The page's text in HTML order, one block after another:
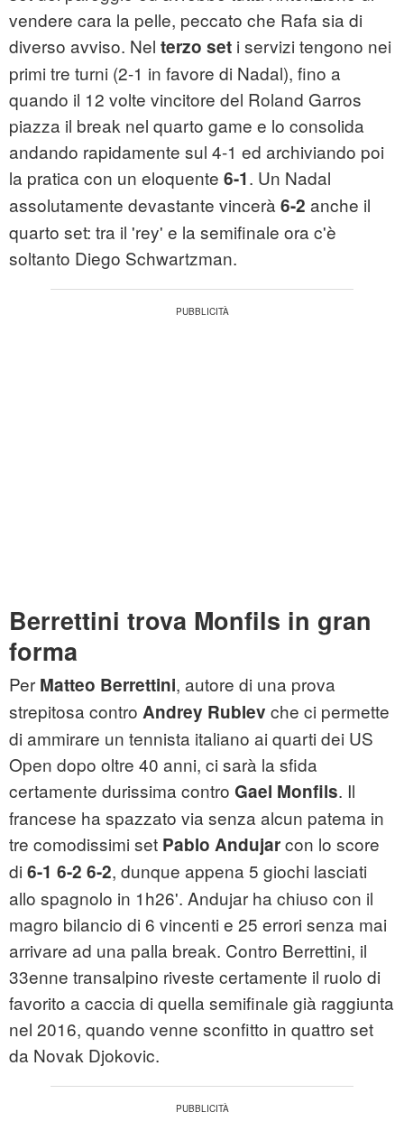
vendere cara la pelle, peccato che Rafa sia di
diverso avviso. Nel terzo set i servizi tengono nei
primi tre turni (2-1 in favore di Nadal), fino a
quando il 12 volte vincitore del Roland Garros
piazza il break nel quarto game e lo consolida
andando rapidamente sul 4-1 ed archiviando poi
la pratica con un eloquente 6-1. Un Nadal
assolutamente devastante vincerà 6-2 anche il
quarto set: tra il 'rey' e la semifinale ora c'è
soltanto Diego Schwartzman.
Berrettini trova Monfils in gran
forma
Per Matteo Berrettini, autore di una prova
strepitosa contro Andrey Rublev che ci permette
di ammirare un tennista italiano ai quarti dei US
Open dopo oltre 40 anni, ci sarà la sfida
certamente durissima contro Gael Monfils. Il
francese ha spazzato via senza alcun patema in
tre comodissimi set Pablo Andujarcon lo score
di 6-1 6-2 6-2, dunque appena 5 giochi lasciati
allo spagnolo in 1h26'. Andujar ha chiuso con il
magro bilancio di 6 vincenti e 25 errori senza mai
arrivare ad una palla break. Contro Berrettini, il
33enne transalpino riveste certamente il ruolo di
favorito a caccia di quella semifinale già raggiunta
nel 2016, quando venne sconfitto in quattro set
da Novak Djokovic.